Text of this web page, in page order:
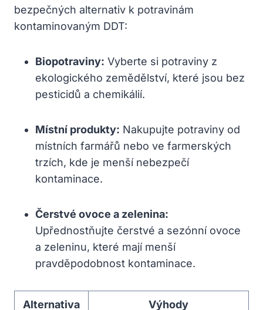
bezpečných alternativ k potravinám
kontaminovaným DDT:
Biopotraviny: Vyberte si potraviny z
ekologického zemědělství, které jsou bez
pesticidů a chemikálií.
Místní produkty: Nakupujte potraviny od
místních farmářů nebo ve farmerských
trzích, kde je menší nebezpečí
kontaminace.
Čerstvé ovoce a zelenina:
Upřednostňujte čerstvé a sezónní ovoce
a zeleninu, které mají menší
pravděpodobnost kontaminace.
Alternativa Výhody